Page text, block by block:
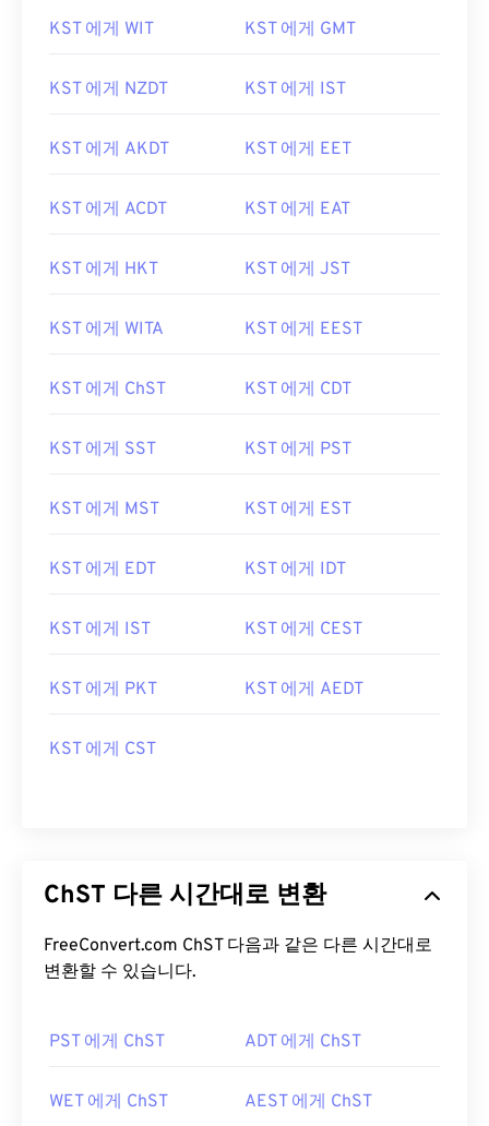
KST 에게 WIT KST 에게 GMT
KST 에게 NZDT KST 에게 IST
KST 에게 AKDT KST 에게 EET
KST 에게 ACDT KST 에게 EAT
KST 에게 HKT KST 에게 JST
KST 에게 WITA KST 에게 EEST
KST 에게 ChST KST 에게 CDT
KST 에게 SST KST 에게 PST
KST 에게 MST KST 에게 EST
KST 에게 EDT KST 에게 IDT
KST 에게 IST KST 에게 CEST
KST 에게 PKT KST 에게 AEDT
KST 에게 CST
ChST 다른 시간대로 변환
FreeConvert.com ChST 다음과 같은 다른 시간대로
변환할 수 있습니다.
PST 에게 ChST ADT 에게 ChST
WET 에게 ChST AEST 에게 ChST